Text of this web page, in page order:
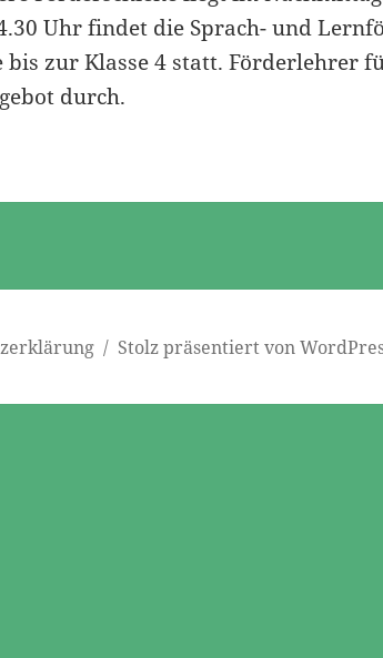
Uhr findet die Sprach- und
bis zur Klasse 4 statt. Förderlehrer
durch.
Stolz präsentiert von